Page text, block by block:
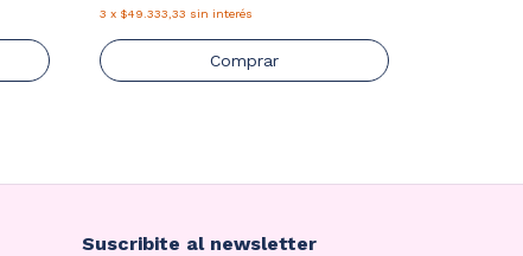
3 x $49.333,33 sin interés
Comprar
Suscribite al newsletter